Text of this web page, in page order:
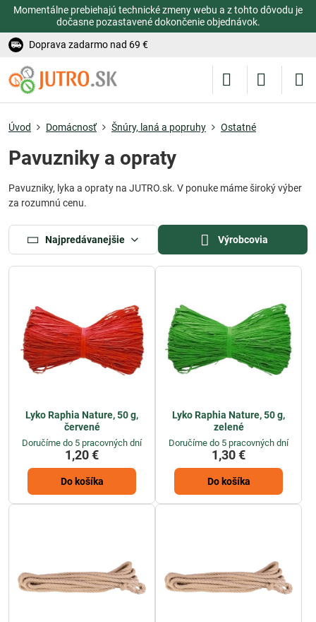
Momentálne prebiehajú technické zmeny webu a z tohto dôvodu je
dočasne pozastavené dokončenie objednávok.
Doprava zadarmo nad 69 €
Úvod Domácnosť Šnúry, laná a popruhy Ostatné
Pavuzniky a opraty
Pavuzniky, lyka a opraty na JUTRO.sk. V ponuke máme široký výber
za rozumnú cenu.
Najpredávanejšie Výrobcovia
Lyko Raphia Nature, 50 g,
červené
Doručíme do 5 pracovných dní
1,20 €
Do košíka
Lyko Raphia Nature, 50 g,
zelené
Doručíme do 5 pracovných dní
1,30 €
Do košíka